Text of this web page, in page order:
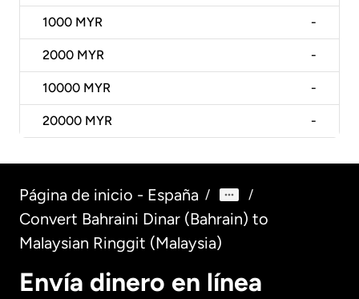
1000 MYR -
2000 MYR -
10000 MYR -
20000 MYR -
Página de inicio - España / /
Convert Bahraini Dinar (Bahrain) to
Malaysian Ringgit (Malaysia)
Envía dinero en línea